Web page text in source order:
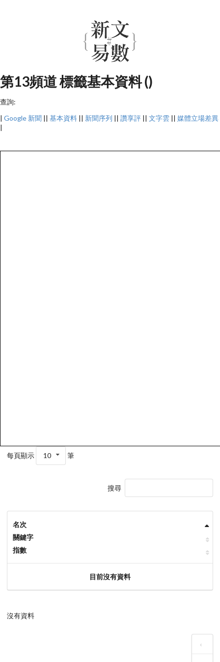
第13頻道 標籤基本資料 ()
查詢:
| Google 新聞 || 基本資料 || 新聞序列 || 讚享評 || 文字雲 || 媒體立場差異
|
每頁顯示 10 筆
搜尋
名次
關鍵字
指數
目前沒有資料
沒有資料
‹